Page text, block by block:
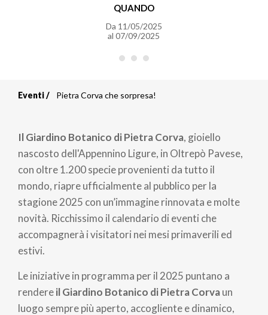
QUANDO
Da 11/05/2025
al 07/09/2025
di
pane
Eventi Pietra Corva che sorpresa!
Il Giardino Botanico di Pietra Corva, gioiello
nascosto dell'Appennino Ligure, in Oltrepò Pavese,
con oltre 1.200 specie provenienti da tutto il
mondo, riapre ufficialmente al pubblico per la
stagione 2025 con un’immagine rinnovata e molte
novità. Ricchissimo il calendario di eventi che
accompagnerà i visitatori nei mesi primaverili ed
estivi.
Le iniziative in programma per il 2025 puntano a
rendereil Giardino Botanico di Pietra Corvaun
luogo sempre più aperto, accogliente e dinamico,